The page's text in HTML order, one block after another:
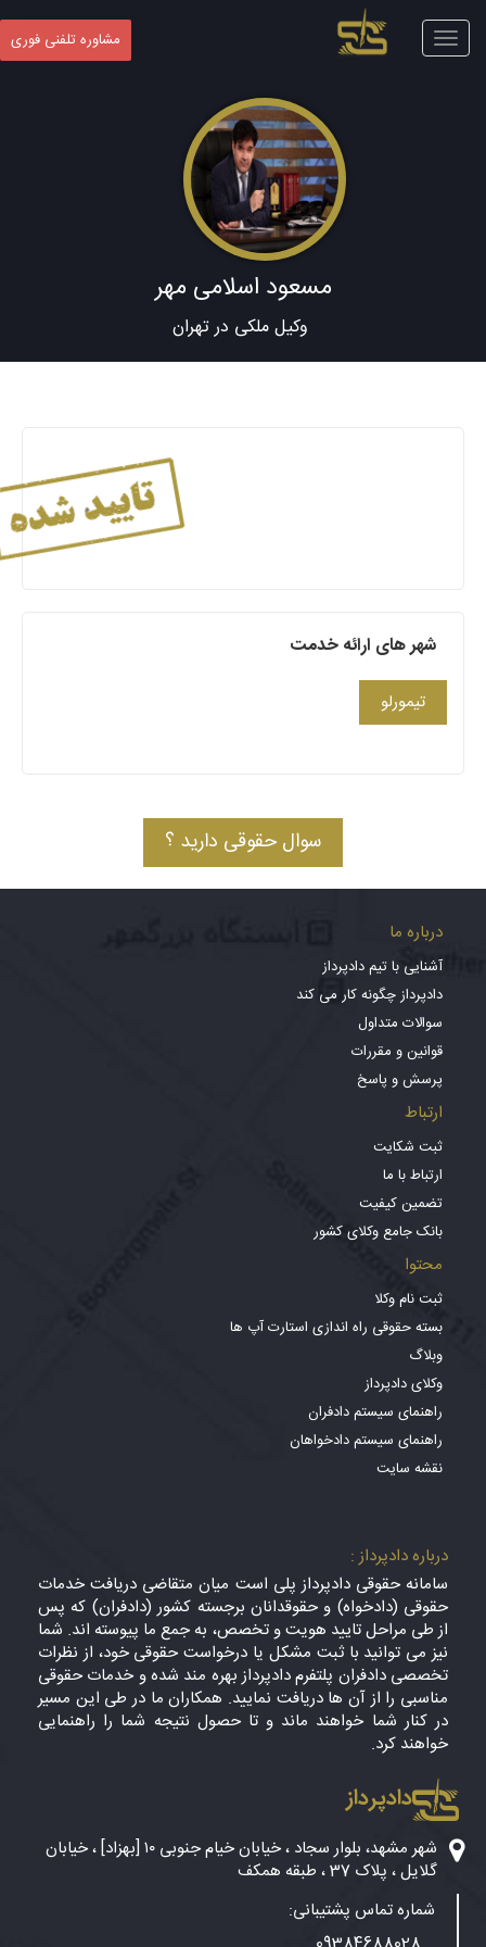
Toggle
navigation
مشاوره تلفنی فوری
مسعود اسلامی مهر
وکیل ملکی در تهران
شهر های ارائه خدمت
تیمورلو
سوال حقوقی دارید ؟
درباره ما
آشنایی با تیم دادپرداز
دادپرداز چگونه کار می کند
سوالات متداول
قوانین و مقررات
پرسش و پاسخ
ارتباط
ثبت شکایت
ارتباط با ما
تضمین کیفیت
بانک جامع وکلای کشور
محتوا
ثبت نام وکلا
بسته حقوقی راه اندازی استارت آپ ها
وبلاگ
وکلای دادپرداز
راهنمای سیستم دادفران
راهنمای سیستم دادخواهان
نقشه سایت
درباره دادپرداز :
سامانه حقوقی دادپرداز پلی است میان متقاضی دریافت خدمات
حقوقی (دادخواه) و حقوقدانان برجسته کشور (دادفران) که پس
از طی مراحل تایید هویت و تخصص، به جمع ما پیوسته اند. شما
نیز می توانید با ثبت مشکل یا درخواست حقوقی خود، از نظرات
تخصصی دادفران پلتفرم دادپرداز بهره مند شده و خدمات حقوقی
مناسبی را از آن ها دریافت نمایید. همکاران ما در طی این مسیر
در کنار شما خواهند ماند و تا حصول نتیجه شما را راهنمایی
خواهند کرد.
دادپرداز
شهر مشهد، بلوار سجاد ، خیابان خیام جنوبی ۱۰ [بهزاد] ، خیابان
گلایل ، پلاک 37 ، طبقه همکف
شماره تماس پشتیبانی: